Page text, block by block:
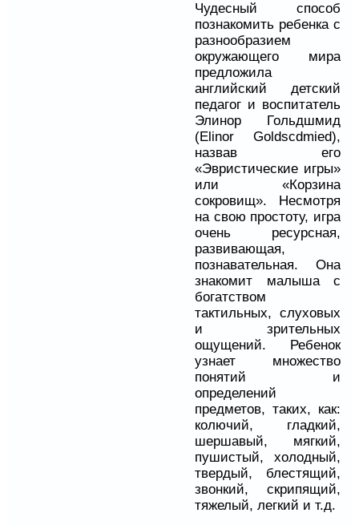
Чудесный способ
познакомить ребенка с
разнообразием
окружающего мира
предложила
английский детский
педагог и воспитатель
Элинор Гольдшмид
(Elinor Goldscdmied),
назвав его
«Эвристические игры»
или «Корзина
сокровищ». Несмотря
на свою простоту, игра
очень ресурсная,
развивающая,
познавательная. Она
знакомит малыша с
богатством
тактильных, слуховых
и зрительных
ощущений. Ребенок
узнает множество
понятий и
определений
предметов, таких, как:
колючий, гладкий,
шершавый, мягкий,
пушистый, холодный,
твердый, блестящий,
звонкий, скрипящий,
тяжелый, легкий и т.д.